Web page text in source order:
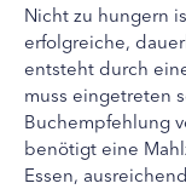
Nicht zu hungern
erfolgreiche,
entsteht durch
muss eingetreten
Buchempfehlung
benötigt eine
Essen,